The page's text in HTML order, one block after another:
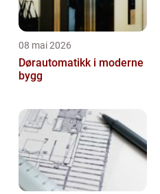
08 mai 2026
Dørautomatikk i moderne
bygg